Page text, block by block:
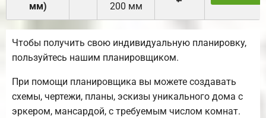
мм)
200 мм
Чтобы получить свою индивидуальную планировку,
пользуйтесь нашим планировщиком.
При помощи планировщика вы можете создавать
схемы, чертежи, планы, эскизы уникального дома с
эркером, мансардой, с требуемым числом комнат.